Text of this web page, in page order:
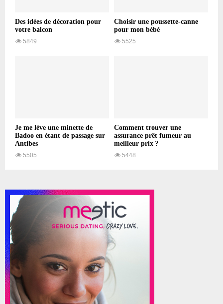
Des idées de décoration pour
votre balcon
5849
Choisir une poussette-canne
pour mon bébé
5525
Je me lève une minette de
Badoo en étant de passage sur
Antibes
5505
Comment trouver une
assurance prêt fumeur au
meilleur prix ?
5448